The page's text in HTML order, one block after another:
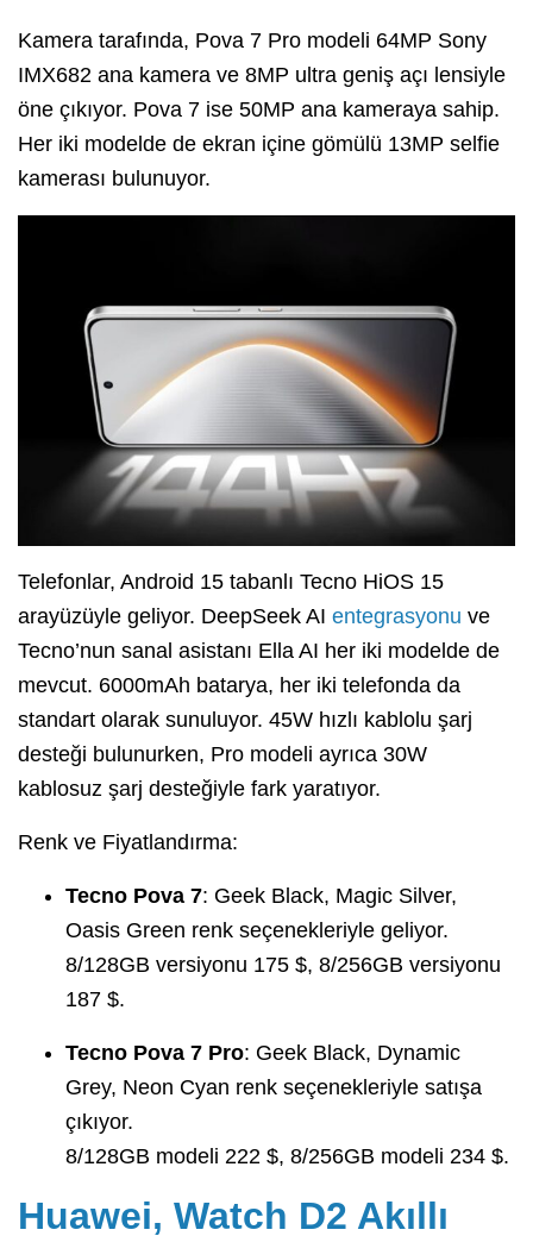
Kamera tarafında, Pova 7 Pro modeli 64MP Sony
IMX682 ana kamera ve 8MP ultra geniş açı lensiyle
öne çıkıyor. Pova 7 ise 50MP ana kameraya sahip.
Her iki modelde de ekran içine gömülü 13MP selfie
kamerası bulunuyor.
Telefonlar, Android 15 tabanlı Tecno HiOS 15
arayüzüyle geliyor. DeepSeek AI entegrasyonu ve
Tecno’nun sanal asistanı Ella AI her iki modelde de
mevcut. 6000mAh batarya, her iki telefonda da
standart olarak sunuluyor. 45W hızlı kablolu şarj
desteği bulunurken, Pro modeli ayrıca 30W
kablosuz şarj desteğiyle fark yaratıyor.
Renk ve Fiyatlandırma:
Tecno Pova 7: Geek Black, Magic Silver,
Oasis Green renk seçenekleriyle geliyor.
8/128GB versiyonu 175 $, 8/256GB versiyonu
187 $.
Tecno Pova 7 Pro: Geek Black, Dynamic
Grey, Neon Cyan renk seçenekleriyle satışa
çıkıyor.
8/128GB modeli 222 $, 8/256GB modeli 234 $.
Huawei, Watch D2 Akıllı